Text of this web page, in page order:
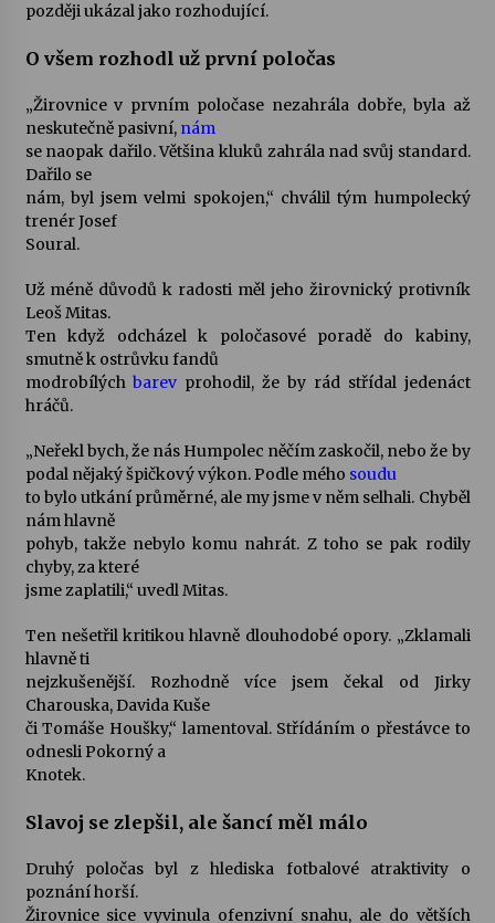
22. 7. 2026
17. 7. 2026
Ozvěny prázdnin
Za kulturou kousek za Humpolec. V Želivě ožije
13. 7. 2026
Varhanní recitál Michala Novenka v Klášteře
Petr Adamec – Malovaný svět
později ukázal jako rozhodující.
O všem rozhodl už první poločas
„Žirovnice v prvním poločase nezahrála dobře, byla až
neskutečně pasivní, nám
se naopak dařilo. Většina kluků zahrála nad svůj standard.
Dařilo se
nám, byl jsem velmi spokojen,“ chválil tým humpolecký
trenér Josef
Soural.
Už méně důvodů k radosti měl jeho žirovnický protivník
Leoš Mitas.
Ten když odcházel k poločasové poradě do kabiny,
smutně k ostrůvku fandů
modrobílýchbarev prohodil, že by rád střídal jedenáct
hráčů.
„Neřekl bych, že nás Humpolec něčím zaskočil, nebo že by
podal nějaký špičkový výkon. Podle mého soudu
to bylo utkání průměrné, ale my jsme v něm selhali. Chyběl
nám hlavně
pohyb, takže nebylo komu nahrát. Z toho se pak rodily
chyby, za které
jsme zaplatili,“ uvedl Mitas.
Ten nešetřil kritikou hlavně dlouhodobé opory. „Zklamali
hlavně ti
nejzkušenější. Rozhodně více jsem čekal od Jirky
Charouska, Davida Kuše
či Tomáše Houšky,“ lamentoval. Střídáním o přestávce to
odnesli Pokorný a
Knotek.
Slavoj se zlepšil, ale šancí měl málo
Druhý poločas byl z hlediska fotbalové atraktivity o
poznání horší.
Žirovnice sice vyvinula ofenzivní snahu, ale do větších